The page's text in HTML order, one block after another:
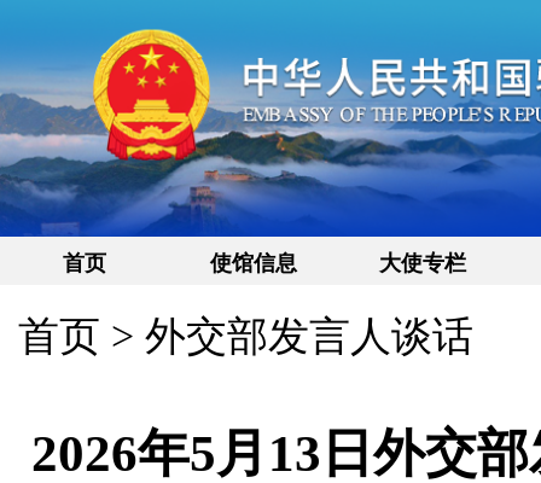
首页 使馆信息 大使专栏
首页 > 外交部发言人谈话
2026年5月13日外交